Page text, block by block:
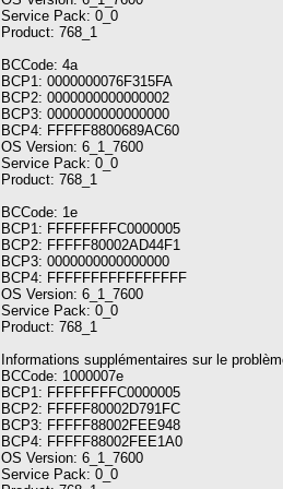
Service Pack: 0_0
Product: 768_1
BCCode: 4a
BCP1: 0000000076F315FA
BCP2: 0000000000000002
BCP3: 0000000000000000
BCP4: FFFFF8800689AC60
OS Version: 6_1_7600
Service Pack: 0_0
Product: 768_1
BCCode: 1e
BCP1: FFFFFFFFC0000005
BCP2: FFFFF80002AD44F1
BCP3: 0000000000000000
BCP4: FFFFFFFFFFFFFFFF
OS Version: 6_1_7600
Service Pack: 0_0
Product: 768_1
Informations supplémentaires sur le
BCCode: 1000007e
BCP1: FFFFFFFFC0000005
BCP2: FFFFF80002D791FC
BCP3: FFFFF88002FEE948
BCP4: FFFFF88002FEE1A0
OS Version: 6_1_7600
Service Pack: 0_0